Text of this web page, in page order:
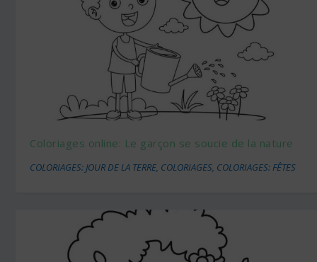
Coloriages online: Le garçon se soucie de la nature
COLORIAGES: JOUR DE LA TERRE, COLORIAGES, COLORIAGES: FÊTES